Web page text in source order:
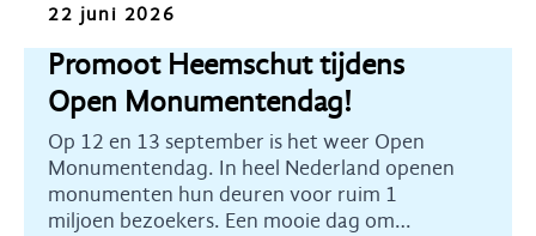
Oproep
22 juni 2026
Promoot Heemschut tijdens
Open Monumentendag!
Op 12 en 13 september is het weer Open
Monumentendag. In heel Nederland openen
monumenten hun deuren voor ruim 1
miljoen bezoekers. Een mooie dag om